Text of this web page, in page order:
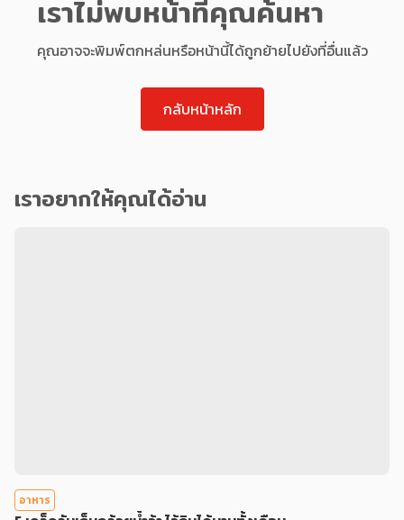
เราไม่พบหน้าที่คุณค้นหา
คุณอาจจะพิมพ์ตกหล่นหรือหน้านี้ได้ถูกย้ายไปยังที่อื่นแล้ว
กลับหน้าหลัก
เราอยากให้คุณได้อ่าน
อาหาร